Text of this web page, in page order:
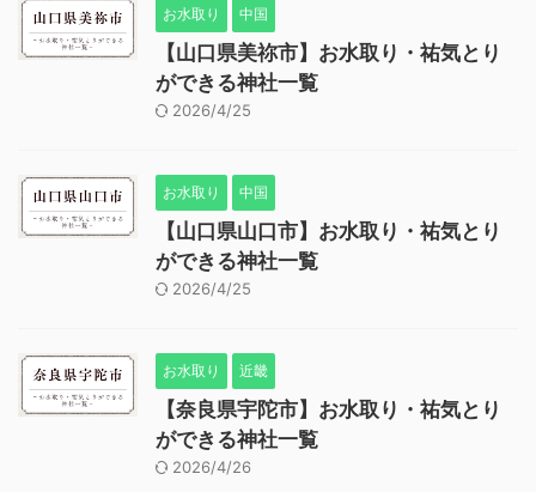
お水取り 中国
【山口県美祢市】お水取り・祐気とり
ができる神社一覧
2026/4/25
お水取り 中国
【山口県山口市】お水取り・祐気とり
ができる神社一覧
2026/4/25
お水取り 近畿
【奈良県宇陀市】お水取り・祐気とり
ができる神社一覧
2026/4/26